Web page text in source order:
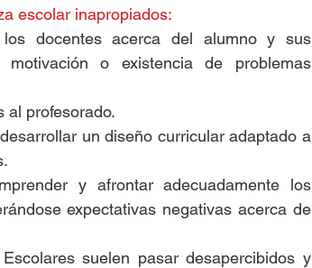
escolar inapropiados:
los docentes acerca del alumno y sus
o existencia de problemas
al profesorado.
un diseño curricular adaptado a
y afrontar adecuadamente los
expectativas negativas acerca de
suelen pasar desapercibidos y